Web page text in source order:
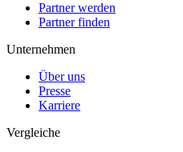
Partner werden
Partner finden
Unternehmen
Über uns
Presse
Karriere
Vergleiche